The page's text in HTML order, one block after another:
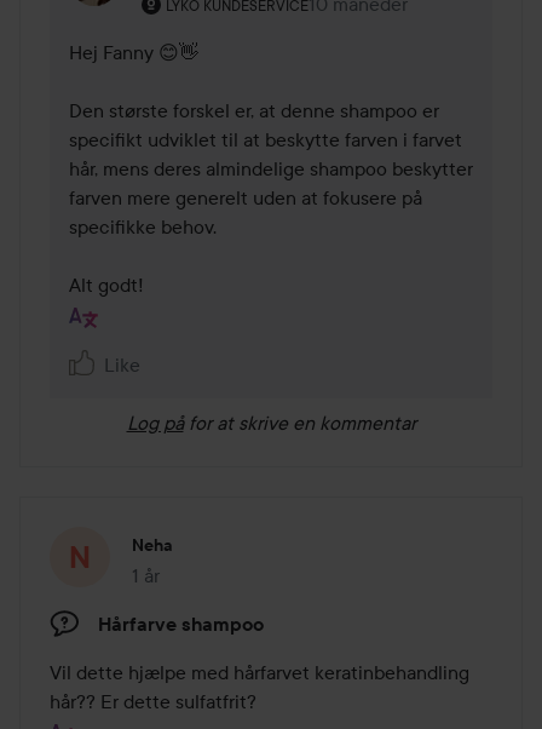
LYKO KUNDESERVICEKommentaren lades 10
Hej Fanny 😊👋
Den største forskel er, at denne shampoo er
specifikt udviklet til at beskytte farven i farvet
hår, mens deres almindelige shampoo beskytter
farven mere generelt uden at fokusere på
specifikke behov.
Alt godt!
Like
Log på for at skrive en kommentar
Neha
1 år
Posten blev oprettet 1 år
Hårfarve shampoo
Vil dette hjælpe med hårfarvet keratinbehandling
hår?? Er dette sulfatfrit?